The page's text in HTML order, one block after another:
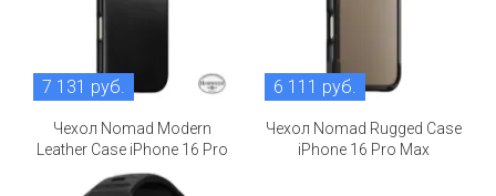
7 131 руб.
Чехол Nomad Modern
Leather Case iPhone 16 Pro
6 111 руб.
Чехол Nomad Rugged Case
iPhone 16 Pro Max